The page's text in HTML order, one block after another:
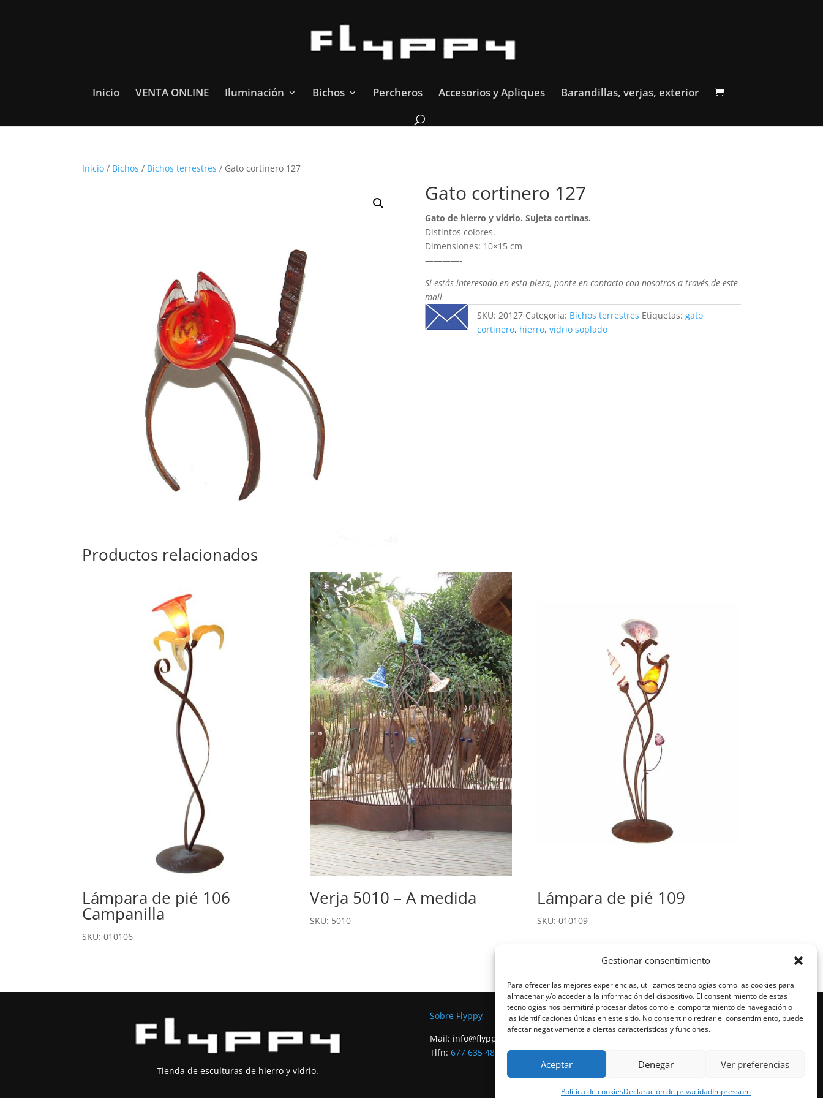
Gestionar consentimiento
Para ofrecer las mejores experiencias, utilizamos tecnologías como las cookies para
almacenar y/o acceder a la información del dispositivo. El consentimiento de estas
tecnologías nos permitirá procesar datos como el comportamiento de navegación o
las identificaciones únicas en este sitio. No consentir o retirar el consentimiento, puede
afectar negativamente a ciertas características y funciones.
Aceptar Denegar Ver preferencias
Política de cookiesDeclaración de privacidadImpressum
Inicio VENTA ONLINE Iluminación Bichos Percheros Accesorios y Apliques Barandillas, verjas, exterior
Inicio / Bichos / Bichos terrestres / Gato cortinero 127
Gato cortinero 127
Gato de hierro y vidrio. Sujeta cortinas.
Distintos colores.
Dimensiones: 10×15 cm
————-
Si estás interesado en esta pieza, ponte en contacto con nosotros a través de este
mail
SKU: 20127 Categoría: Bichos terrestres Etiquetas: gato
cortinero, hierro, vidrio soplado
Productos relacionados
Lámpara de pié 106
Campanilla
SKU: 010106
Verja 5010 – A medida
SKU: 5010
Lámpara de pié 109
SKU: 010109
Tienda de esculturas de hierro y vidrio.
Sobre Flyppy
Mail: info@flyppytienda.com
Tlfn: 677 635 480
Condiciones de Venta
Aviso Legal
Política de cookies (UE)